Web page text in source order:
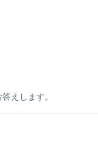
えします。